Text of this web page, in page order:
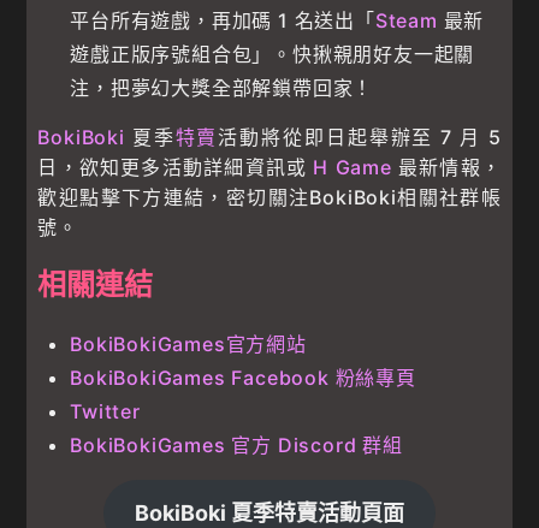
平台所有遊戲，再加碼 1 名送出「Steam 最新
遊戲正版序號組合包」。快揪親朋好友一起關
注，把夢幻大獎全部解鎖帶回家！
BokiBoki 夏季特賣 活動將從即日起舉辦至 7 月 5
日，欲知更多活動詳細資訊或 H Game 最新情報，
歡迎點擊下方連結，密切關注BokiBoki相關社群帳
號。
相關連結
BokiBokiGames官方網站
BokiBokiGames Facebook 粉絲專頁
Twitter
BokiBokiGames 官方 Discord 群組
BokiBoki 夏季特賣活動頁面